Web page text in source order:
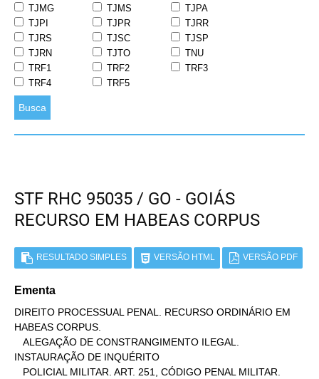
TJMG
TJMS
TJPA
TJPI
TJPR
TJRR
TJRS
TJSC
TJSP
TJRN
TJTO
TNU
TRF1
TRF2
TRF3
TRF4
TRF5
Busca
STF RHC 95035 / GO - GOIÁS
RECURSO EM HABEAS CORPUS
RESULTADO SIMPLES VERSÃO HTML VERSÃO PDF
Ementa
DIREITO PROCESSUAL PENAL. RECURSO ORDINÁRIO EM
HABEAS CORPUS.
INSTAURAÇÃO DE INQUÉRITO